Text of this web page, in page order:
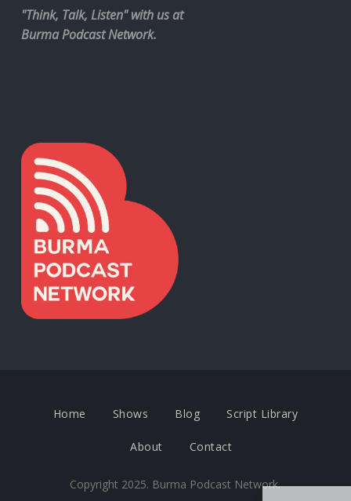
"Think, Talk, Listen" with us at
Burma Podcast Network.
Home Shows Blog Script Library
About Contact
Copyright 2025. Burma Podcast Network.